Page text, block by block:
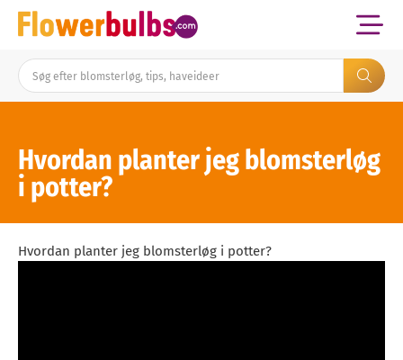
Hvordan planter jeg blomsterløg
i potter?
Hvordan planter jeg blomsterløg i potter?